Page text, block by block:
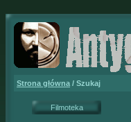
Strona główna / Szukaj
Filmoteka